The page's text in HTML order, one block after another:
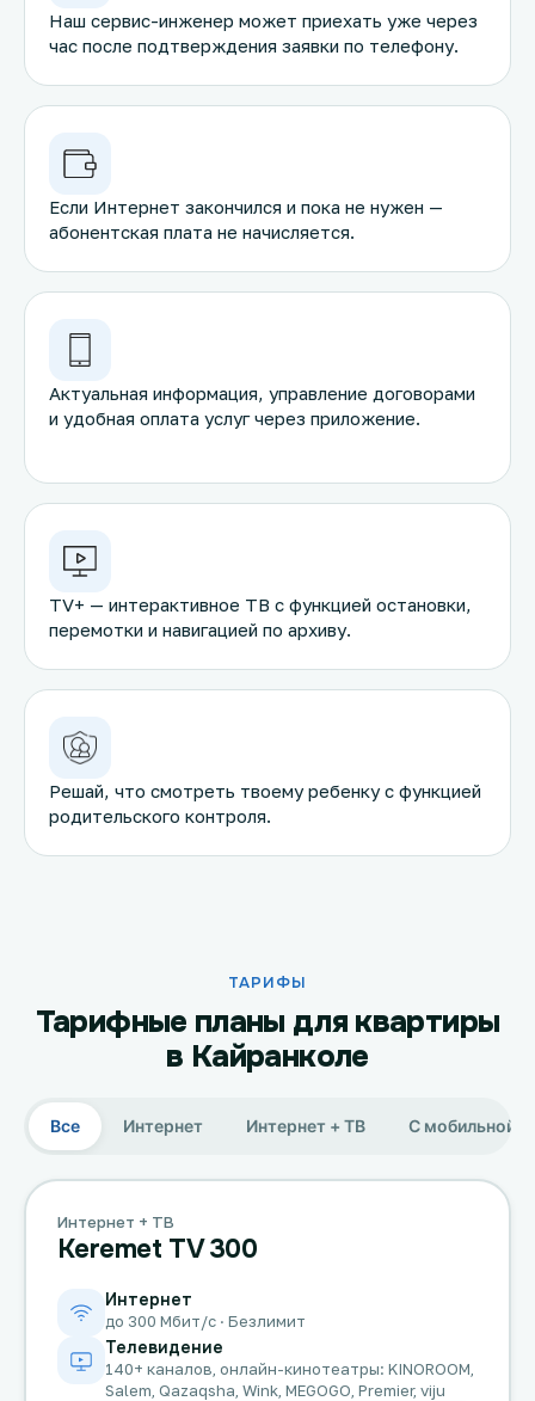
Наш сервис-инженер может приехать уже через
час после подтверждения заявки по телефону.
Если Интернет закончился и пока не нужен —
абонентская плата не начисляется.
Актуальная информация, управление договорами
и удобная оплата услуг через приложение.
TV+ — интерактивное ТВ с функцией остановки,
перемотки и навигацией по архиву.
Решай, что смотреть твоему ребенку с функцией
родительского контроля.
ТАРИФЫ
Тарифные планы для квартиры
в Кайранколе
Все Интернет Интернет + ТВ С мобильной
Интернет + ТВ
Keremet TV 300
Интернет
до 300 Мбит/с · Безлимит
Телевидение
140+ каналов, онлайн-кинотеатры: KINOROOM,
Salem, Qazaqsha, Wink, MEGOGO, Premier, viju